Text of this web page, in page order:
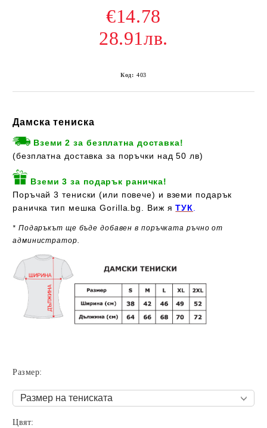
€14.78
28.91лв.
Код: 403
Дамска тениска
Вземи 2 за безплатна доставка!
(безплатна доставка за поръчки над 50 лв)
Вземи 3 за подарък раничка!
Поръчай 3 тениски (или повече) и вземи подарък
раничка тип мешка Gorilla.bg. Виж яТУК
* Подаръкът ще бъде добавен в поръчката ръчно от
администратор.
Размер:
Цвят: